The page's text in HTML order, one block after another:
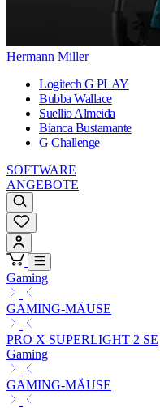
Hermann Miller
Logitech G PLAY
Bubba Wallace
Suellio Almeida
Bianca Bustamante
G Challenge
SOFTWARE
ANGEBOTE
Gaming
GAMING-MÄUSE
PRO X SUPERLIGHT 2 SE
Gaming
GAMING-MÄUSE